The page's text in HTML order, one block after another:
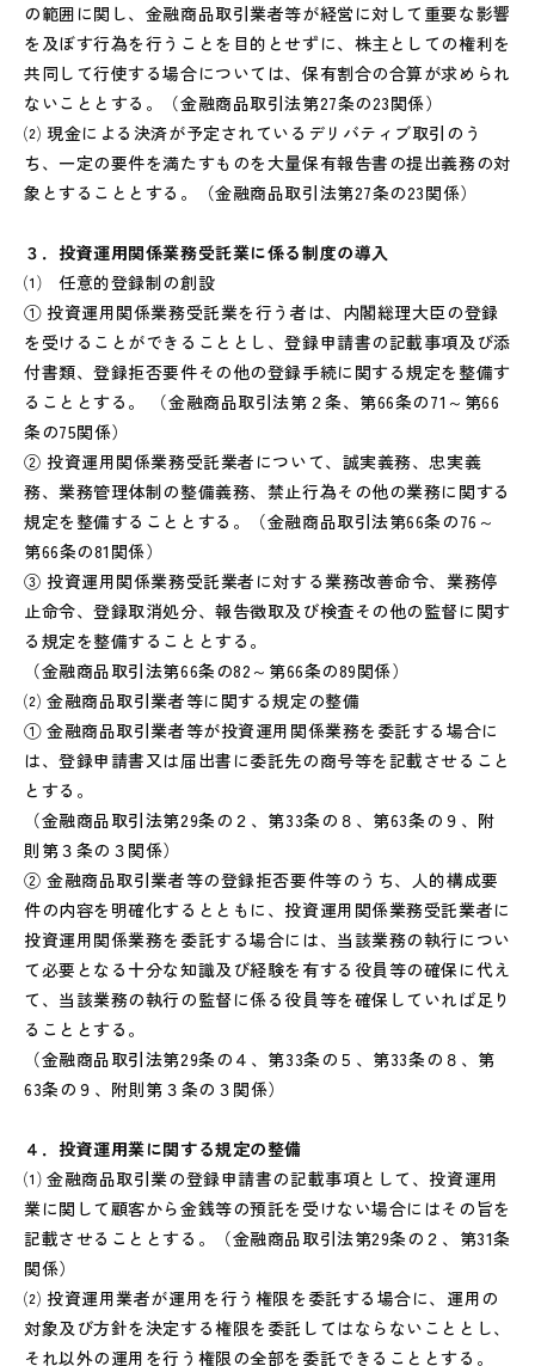
の範囲に関し、金融商品取引業者等が経営に対して重要な影響
を及ぼす行為を行うことを目的とせずに、株主としての権利を
共同して行使する場合については、保有割合の合算が求められ
ないこととする。（金融商品取引法第27条の23関係）
⑵ 現金による決済が予定されているデリバティブ取引のう
ち、一定の要件を満たすものを大量保有報告書の提出義務の対
象とすることとする。（金融商品取引法第27条の23関係）
３．投資運用関係業務受託業に係る制度の導入
⑴ 任意的登録制の創設
① 投資運用関係業務受託業を行う者は、内閣総理大臣の登録
を受けることができることとし、登録申請書の記載事項及び添
付書類、登録拒否要件その他の登録手続に関する規定を整備す
ることとする。 （金融商品取引法第２条、第66条の71～第66
条の75関係）
② 投資運用関係業務受託業者について、誠実義務、忠実義
務、業務管理体制の整備義務、禁止行為その他の業務に関する
規定を整備することとする。（金融商品取引法第66条の76～
第66条の81関係）
③ 投資運用関係業務受託業者に対する業務改善命令、業務停
止命令、登録取消処分、報告徴取及び検査その他の監督に関す
る規定を整備することとする。
（金融商品取引法第66条の82～第66条の89関係）
⑵ 金融商品取引業者等に関する規定の整備
① 金融商品取引業者等が投資運用関係業務を委託する場合に
は、登録申請書又は届出書に委託先の商号等を記載させること
とする。
（金融商品取引法第29条の２、第33条の８、第63条の９、附
則第３条の３関係）
② 金融商品取引業者等の登録拒否要件等のうち、人的構成要
件の内容を明確化するとともに、投資運用関係業務受託業者に
投資運用関係業務を委託する場合には、当該業務の執行につい
て必要となる十分な知識及び経験を有する役員等の確保に代え
て、当該業務の執行の監督に係る役員等を確保していれば足り
ることとする。
（金融商品取引法第29条の４、第33条の５、第33条の８、第
63条の９、附則第３条の３関係）
４．投資運用業に関する規定の整備
⑴ 金融商品取引業の登録申請書の記載事項として、投資運用
業に関して顧客から金銭等の預託を受けない場合にはその旨を
記載させることとする。（金融商品取引法第29条の２、第31条
関係）
⑵ 投資運用業者が運用を行う権限を委託する場合に、運用の
対象及び方針を決定する権限を委託してはならないこととし、
それ以外の運用を行う権限の全部を委託できることとする。